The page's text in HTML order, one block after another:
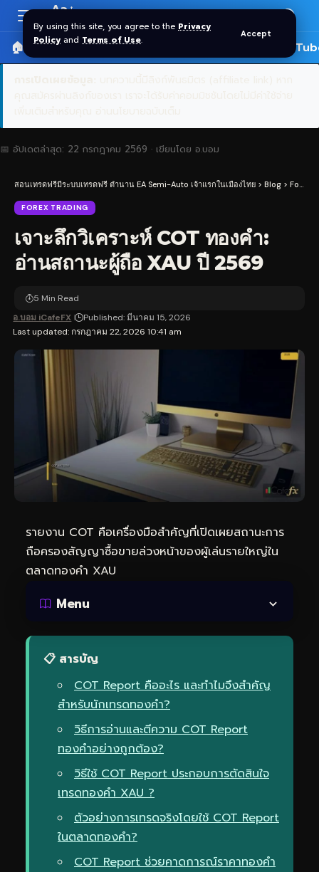
By using this site, you agree to the Privacy
Policy and Terms of Use.
Accept
Resizer
Aa
🏠 หน้าแรก ราคาทอง SPDR 🎬
📅 อัปเดตล่าสุด: 22 กรกฎาคม 2569 · เขียนโดย อ.บอม
สอนเทรดฟรีมีระบบเทรดฟรี ตำนาน EA Semi-Auto เจ้าแรกในเมืองไทย > Blog > Forex Trading
FOREX TRADING
เจาะลึกวิเคราะห์ COT ทองคำ:
อ่านสถานะผู้ถือ XAU ปี 2569
Last updated: กรกฎาคม 22, 2026 10:41 am
อ.บอม iCafeFX Published: มีนาคม 15, 2026
5 Min Read
รายงาน COT คือเครื่องมือสำคัญที่เปิดเผยสถานะการ
ถือครองสัญญาซื้อขายล่วงหน้าของผู้เล่นรายใหญ่ใน
ตลาดทองคำ XAU
Menu
📋 สารบัญ
COT Report คืออะไร และทำไมจึงสำคัญ
สำหรับนักเทรดทองคำ?
วิธีการอ่านและตีความ COT Report
ทองคำอย่างถูกต้อง?
วิธีใช้ COT Report ประกอบการตัดสินใจ
เทรดทองคำ XAU ?
ตัวอย่างการเทรดจริงโดยใช้ COT Report
ในตลาดทองคำ?
COT Report ช่วยคาดการณ์ราคาทองคำ